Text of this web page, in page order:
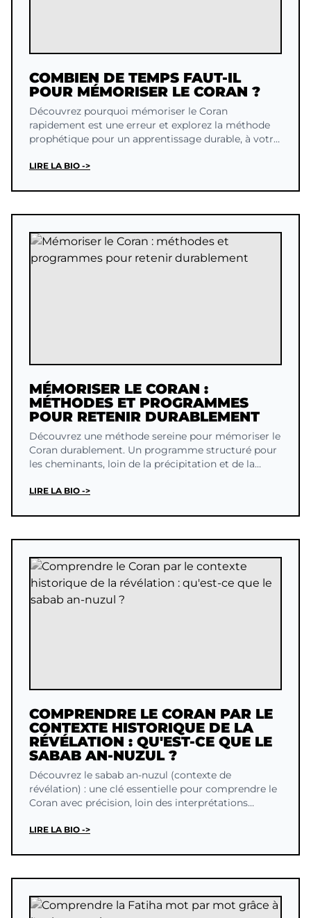
COMBIEN DE TEMPS FAUT-IL
POUR MÉMORISER LE CORAN ?
Découvrez pourquoi mémoriser le Coran
rapidement est une erreur et explorez la méthode
prophétique pour un apprentissage durable, à votre
LIRE LA BIO ->
MÉMORISER LE CORAN :
MÉTHODES ET PROGRAMMES
POUR RETENIR DURABLEMENT
Découvrez une méthode sereine pour mémoriser le
Coran durablement. Un programme structuré pour
les cheminants, loin de la précipitation et de la
LIRE LA BIO ->
COMPRENDRE LE CORAN PAR LE
CONTEXTE HISTORIQUE DE LA
RÉVÉLATION : QU'EST-CE QUE LE
SABAB AN-NUZUL ?
Découvrez le sabab an-nuzul (contexte de
révélation) : une clé essentielle pour comprendre le
Coran avec précision, loin des interprétations
LIRE LA BIO ->